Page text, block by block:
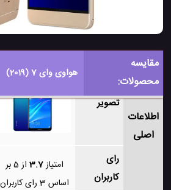
مقایسه
محصولات:
هواوی وای 7 (2019)
اطلاعات
اصلی
تصویر
رای
کاربران
امتیاز3.7
از 5 بر
اساس 3 رای کاربران